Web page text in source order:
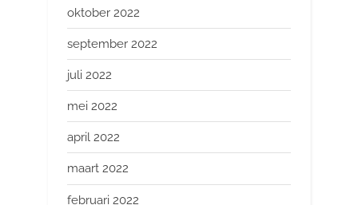
oktober 2022
september 2022
juli 2022
mei 2022
april 2022
maart 2022
februari 2022